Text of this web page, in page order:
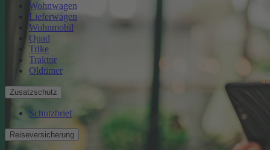
Wohnwagen
Lieferwagen
Wohnmobil
Quad
Trike
Traktor
Oldtimer
Zusatzschutz
Schutzbrief
Reiseversicherung